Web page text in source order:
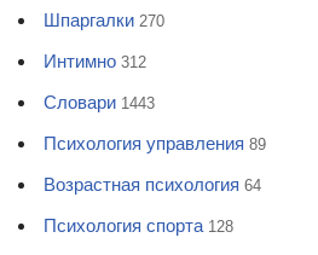
Шпаргалки 270
Интимно 312
Словари 1443
Психология управления 89
Возрастная психология 64
Психология спорта 128